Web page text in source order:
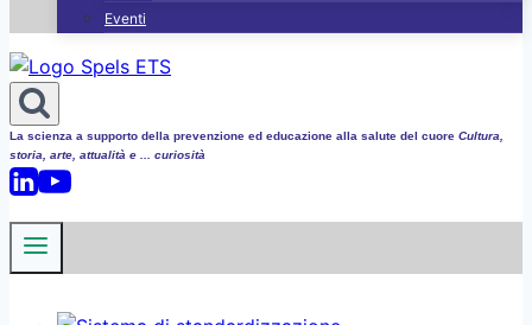
Eventi
La scienza a supporto della prevenzione ed educazione alla salute del cuore Cultura,
storia, arte, attualità e ... curiosità